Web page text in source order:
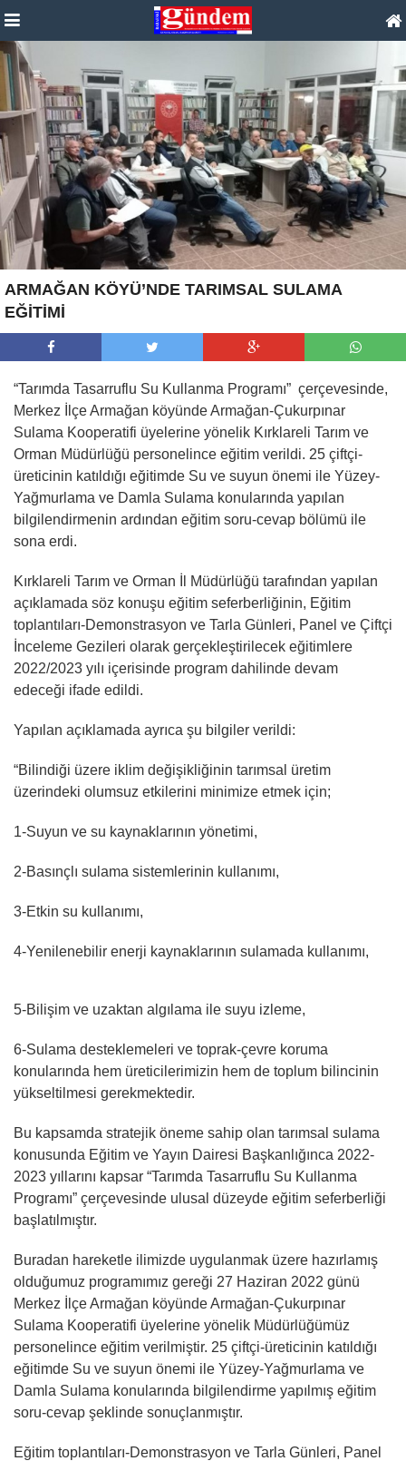
ARMAĞAN KÖYÜ’NDE TARIMSAL SULAMA
EĞİTİMİ
“Tarımda Tasarruflu Su Kullanma Programı” çerçevesinde,
Merkez İlçe Armağan köyünde Armağan-Çukurpınar
Sulama Kooperatifi üyelerine yönelik Kırklareli Tarım ve
Orman Müdürlüğü personelince eğitim verildi. 25 çiftçi-
üreticinin katıldığı eğitimde Su ve suyun önemi ile Yüzey-
Yağmurlama ve Damla Sulama konularında yapılan
bilgilendirmenin ardından eğitim soru-cevap bölümü ile
sona erdi.
Kırklareli Tarım ve Orman İl Müdürlüğü tarafından yapılan
açıklamada söz konuşu eğitim seferberliğinin, Eğitim
toplantıları-Demonstrasyon ve Tarla Günleri, Panel ve Çiftçi
İnceleme Gezileri olarak gerçekleştirilecek eğitimlere
2022/2023 yılı içerisinde program dahilinde devam
edeceği ifade edildi.
Yapılan açıklamada ayrıca şu bilgiler verildi:
“Bilindiği üzere iklim değişikliğinin tarımsal üretim
üzerindeki olumsuz etkilerini minimize etmek için;
1-Suyun ve su kaynaklarının yönetimi,
2-Basınçlı sulama sistemlerinin kullanımı,
3-Etkin su kullanımı,
4-Yenilenebilir enerji kaynaklarının sulamada kullanımı,
5-Bilişim ve uzaktan algılama ile suyu izleme,
6-Sulama desteklemeleri ve toprak-çevre koruma
konularında hem üreticilerimizin hem de toplum bilincinin
yükseltilmesi gerekmektedir.
Bu kapsamda stratejik öneme sahip olan tarımsal sulama
konusunda Eğitim ve Yayın Dairesi Başkanlığınca 2022-
2023 yıllarını kapsar “Tarımda Tasarruflu Su Kullanma
Programı” çerçevesinde ulusal düzeyde eğitim seferberliği
başlatılmıştır.
Buradan hareketle ilimizde uygulanmak üzere hazırlamış
olduğumuz programımız gereği 27 Haziran 2022 günü
Merkez İlçe Armağan köyünde Armağan-Çukurpınar
Sulama Kooperatifi üyelerine yönelik Müdürlüğümüz
personelince eğitim verilmiştir. 25 çiftçi-üreticinin katıldığı
eğitimde Su ve suyun önemi ile Yüzey-Yağmurlama ve
Damla Sulama konularında bilgilendirme yapılmış eğitim
soru-cevap şeklinde sonuçlanmıştır.
Eğitim toplantıları-Demonstrasyon ve Tarla Günleri, Panel